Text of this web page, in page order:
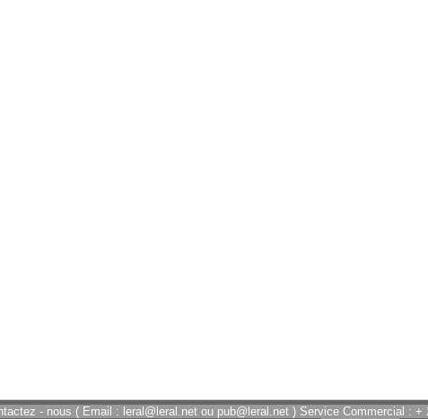
- nous ( Email : leral@leral.net ou pub@leral.net ) Service Commercial :